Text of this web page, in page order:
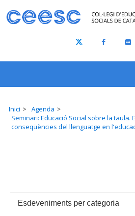
Inici
Agenda
Seminari: Educació Social sobre la taula.
conseqüències del llenguatge en
Esdeveniments per categoria